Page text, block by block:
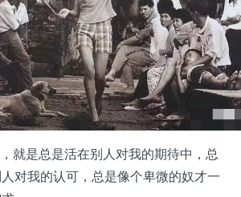
就是总是活在别人对我的期待中，总
对我的认可，总是像个卑微的奴才一